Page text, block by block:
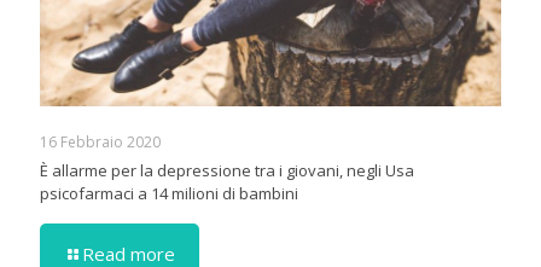
16 Febbraio 2020
È allarme per la depressione tra i giovani, negli Usa
psicofarmaci a 14 milioni di bambini
Read more